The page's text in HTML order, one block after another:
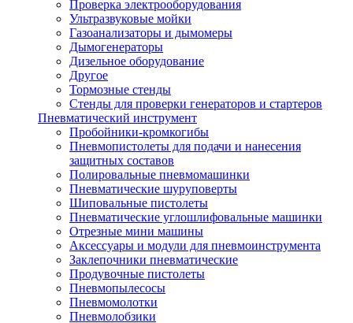
Проверка электрооборудования
Ультразвуковые мойки
Газоанализаторы и дымомеры
Дымогенераторы
Дизельное оборудование
Другое
Тормозные стенды
Стенды для проверки генераторов и стартеров
Пневматический инструмент
Пробойники-кромкогибы
Пневмопистолеты для подачи и нанесения
защитных составов
Полировальные пневмомашинки
Пневматические шуруповерты
Шиповальные пистолеты
Пневматические углошлифовальные машинки
Отрезные мини машины
Аксессуары и модули для пневмоинструмента
Заклепочники пневматические
Продувочные пистолеты
Пневмопылесосы
Пневмомолотки
Пневмолобзики